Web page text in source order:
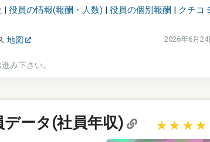
| 役員の情報(報酬・人数) | 役員の個別報酬 | クチコ
地図 2026年6月
み下さい。
ータ(社員年収)